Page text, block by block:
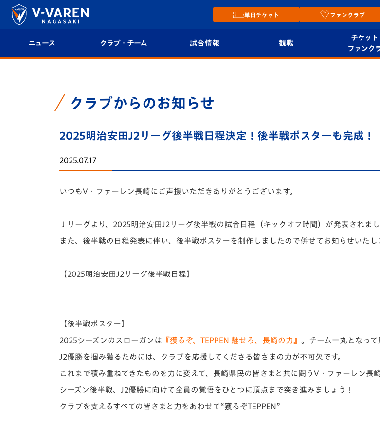
単日チケット ファンクラブ
ニュース クラブ・チーム
フィロソフィー
選手プロフィール
スタッフプロフィール
チームスケジュール
場）
平和祈念活動
ホームタウン活動
試合情報
フォトギャラリー
スタジアムグルメ
観戦
Revive Team
ヴィヴィくんの長崎
V-EXPRESS（ユニフ
チケット
ファンク
クラブからのお知らせ
2025明治安田J2リーグ後半戦日程決定！後半戦ポスターも完成！
2025.07.17
いつもV・ファーレン長崎にご声援いただきありがとうございます。
Ｊリーグより、2025明治安田J2リーグ後半戦の試合日程（キックオフ時間）が発表されま
また、後半戦の日程発表に伴い、後半戦ポスターを制作しましたので併せてお知らせいたし
【2025明治安田J2リーグ後半戦日程】
【後半戦ポスター】
2025シーズンのスローガンは 『獲るぞ、TEPPEN 魅せろ、長崎の力』 。チーム一丸となって
J2優勝を掴み獲るためには、クラブを応援してくださる皆さまの力が不可欠です。
これまで積み重ねてきたものを力に変えて、長崎県民の皆さまと共に闘うV・ファーレン長
シーズン後半戦、J2優勝に向けて全員の覚悟をひとつに頂点まで突き進みましょう！
クラブを支えるすべての皆さまと力をあわせて“獲るぞTEPPEN”